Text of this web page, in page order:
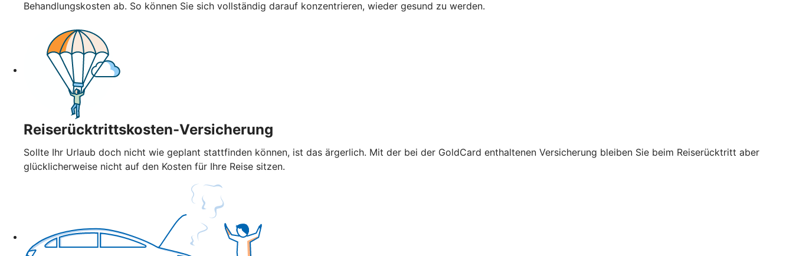
Behandlungskosten ab. So können Sie sich vollständig darauf konzentrieren, wieder gesund zu werden.
Reiserücktrittskosten-Versicherung
Sollte Ihr Urlaub doch nicht wie geplant stattfinden können, ist das ärgerlich. Mit der bei der GoldCard enthaltenen Versicherung bleiben Sie beim Reiserücktritt aber
glücklicherweise nicht auf den Kosten für Ihre Reise sitzen.